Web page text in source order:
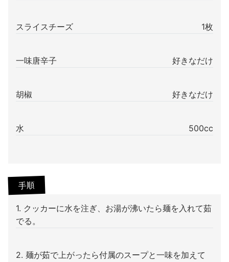
スライスチーズ 1枚
一味唐辛子 好きなだけ
胡椒 好きなだけ
水 500cc
手順
1. クッカーに水を注ぎ、お湯が沸いたら麺を入れて茹
でる。
2. 麺が茹で上がったら付属のスープと一味を加えて